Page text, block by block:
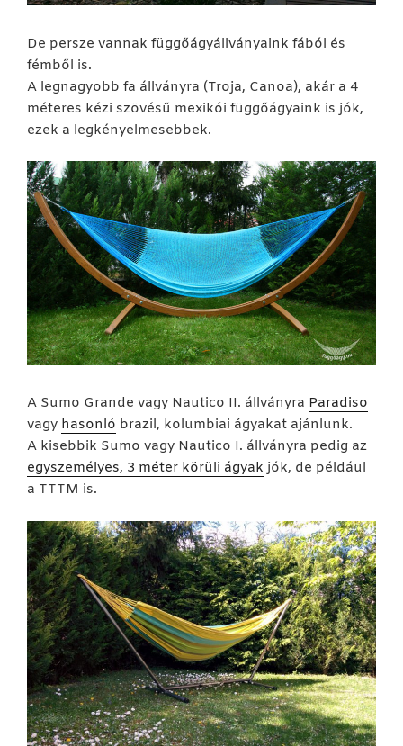
De persze vannak függőágyállványaink fából és
fémből is.
A legnagyobb fa állványra (Troja, Canoa), akár a 4
méteres kézi szövésű mexikói függőágyaink is jók,
ezek a legkényelmesebbek.
A Sumo Grande vagy Nautico II. állványra Paradiso
vagy hasonló brazil, kolumbiai ágyakat ajánlunk.
A kisebbik Sumo vagy Nautico I. állványra pedig az
egyszemélyes, 3 méter körüli ágyak jók, de például
a TTTM is.